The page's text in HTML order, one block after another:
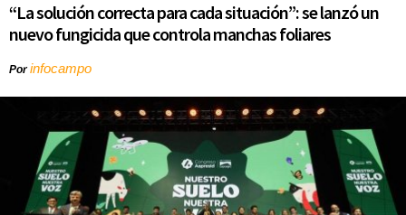
“La solución correcta para cada situación”: se lanzó un
nuevo fungicida que controla manchas foliares
Porinfocampo